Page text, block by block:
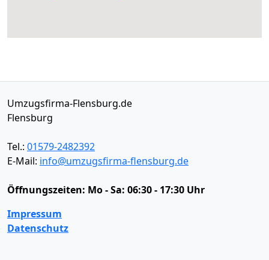
Umzugsfirma-Flensburg.de
Flensburg
Tel.: 01579-2482392
E-Mail: info@umzugsfirma-flensburg.de
Öffnungszeiten: Mo - Sa: 06:30 - 17:30 Uhr
Impressum
Datenschutz